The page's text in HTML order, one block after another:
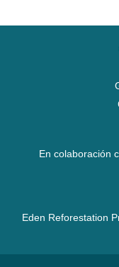
En colaboración
Eden Reforestation